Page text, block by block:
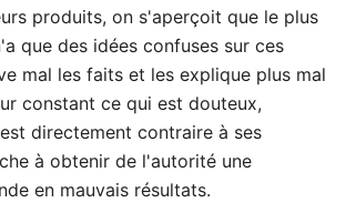
produits, on s'aperçoit que le plus
que des idées confuses sur ces
mal les faits et les explique plus mal
constant ce qui est douteux,
directement contraire à ses
à obtenir de l'autorité une
en mauvais résultats.